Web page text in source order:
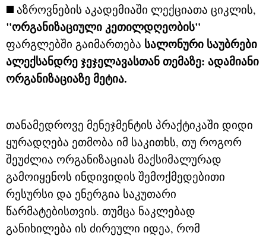
◼️ აზროვნების აკადემიაში ლექციათა ციკლის,
"ორგანიზაციული კეთილდღეობის"
ფარგლებში გაიმართება სალონური საუბრები
ალექსანდრე ჯეჯელავასთან თემაზე: ადამიანი
ორგანიზაციაზე მეტია.
თანამედროვე მენეჯმენტის პრაქტიკაში დიდი
ყურადღება ეთმობა იმ საკითხს, თუ როგორ
შეუძლია ორგანიზაციას მაქსიმალურად
გამოიყენოს ინდივიდის შემოქმედებითი
რესურსი და ენერგია საკუთარი
წარმატებისთვის. თუმცა ნაკლებად
განიხილება ის ძირეული იდეა, რომ